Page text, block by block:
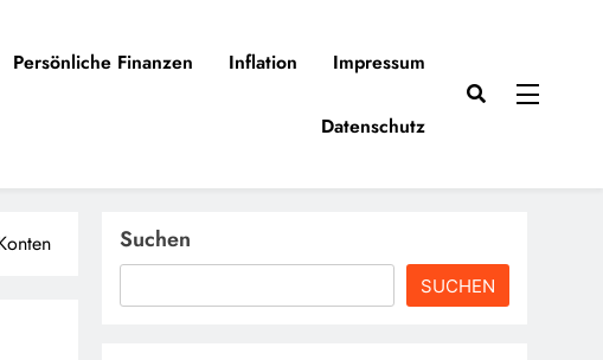
Persönliche Finanzen Inflation Impressum
Datenschutz
Suchen
SUCHEN